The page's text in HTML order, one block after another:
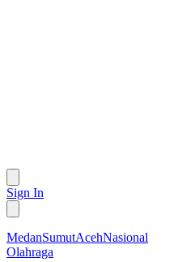
Sign In
MedanSumutAcehNasional
Olahraga